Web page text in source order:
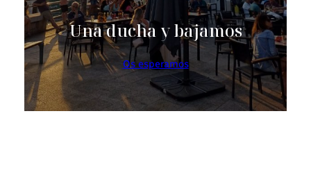
Una ducha y bajamos
Os esperamos